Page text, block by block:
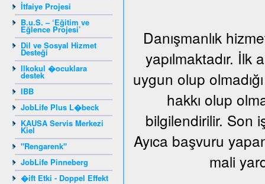
İtfaiye Projesi
B.u.S. – ‘Eğitim ve
Eğlence Projesi’
Dil ve Sosyal Hizmet
Desteği
Ilkokul �ocuklara
destek
IBB
JobLife Plus L�beck
KAUSA Servis Merkezi
Kiel
"Rengarenk"
JobLife Pinneberg
�ift Etki - Doppel Effekt
Danışmanlık
yapılmaktadır.
uygun olup
hakkı olup
bilgilendirilir. Son
Ayıca başvuru
mali